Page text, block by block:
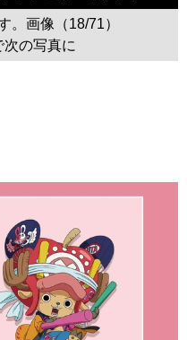
。画像（18/71）
次の写真に